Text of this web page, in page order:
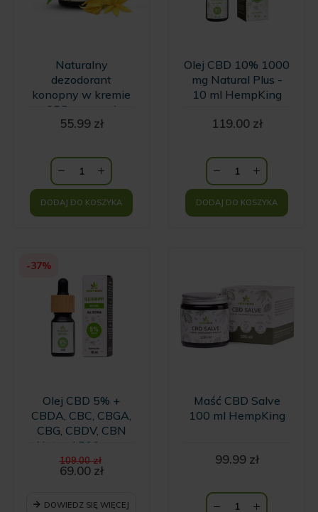
Naturalny
dezodorant
konopny w kremie
z CBD o zapachu
wanilii i kwiatów
HempKing
55.99 zł
DODAJ DO KOSZYKA
Olej CBD 10% 1000
mg Natural Plus -
10 ml HempKing
119.00 zł
DODAJ DO KOSZYKA
-37%
Olej CBD 5% +
CBDA, CBC, CBGA,
CBG, CBDV, CBN
Natural 500 mg -
10ml
109.00zł
cena
69.00 zł
wynosi:
DOWIEDZ SIĘ WIĘCEJ
Maść CBD Salve
100 ml HempKing
99.99 zł